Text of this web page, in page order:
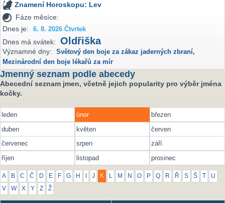
Znamení Horoskopu: Lev
Fáze měsíce:
Dnes je:
6. 8. 2026 Čtvrtek
Dnes má svátek: Oldřiška
Významné dny: Světový den boje za zákaz jaderných zbraní,
Mezinárodní den boje lékařů za mír
Jmenný seznam podle abecedy
Abecední seznam jmen, včetně jejich popularity pro výběr jména
kočky.
leden únor
březen
duben
květen
červen
červenec
srpen
září
říjen
listopad prosinec
A B C Č D E F G H J K L M N O P Q R Ř S Š U
V W X Y Z Ž